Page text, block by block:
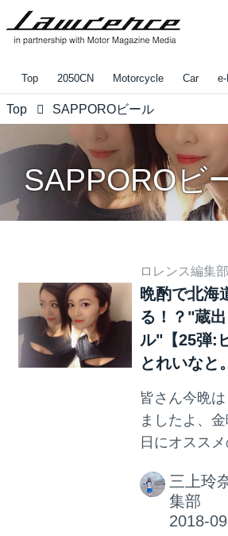
Top 2050CN Motorcycle Car
Top SAPPOROビール
SAPPOROビ
ロレンス編集部
晩酌で北海
る！？"蔵
ル"【25弾:
とれいなと
皆さん今晩
ましたよ、
日にオスス
「ビールと
と。」です。
三上玲
集部